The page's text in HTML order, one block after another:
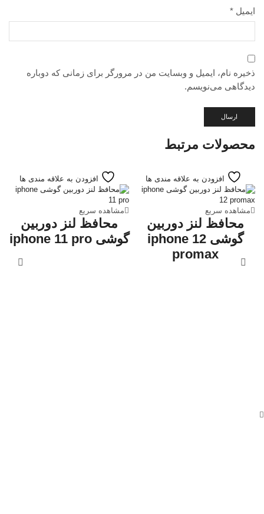
ایمیل *
ذخیره نام، ایمیل و وبسایت من در مرورگر برای زمانی که دوباره
دیدگاهی می‌نویسم.
محصولات مرتبط
افزودن به علاقه مندی ها
مشاهده سریع
محافظ لنز دوربین
گوشی iphone 12
promax
افزودن به علاقه مندی ها
مشاهده سریع
محافظ لنز دوربین
گوشی iphone 11 pro